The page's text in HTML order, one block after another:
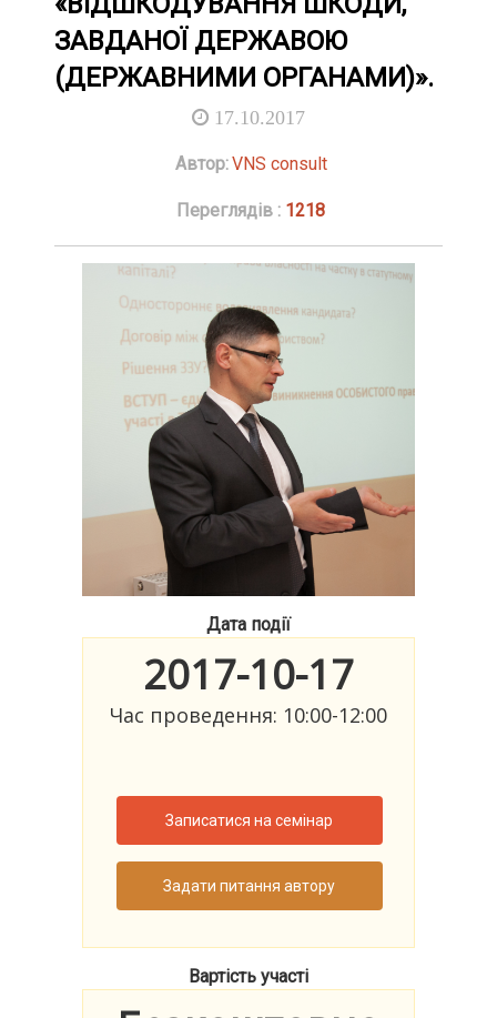
ЗАВДАНОЇ ДЕРЖАВОЮ
(ДЕРЖАВНИМИ ОРГАНАМИ)».
17.10.2017
Автор:VNS consult
Переглядів : 1218
Дата події
2017-10-17
Час проведення: 10:00-12:00
Записатися на семінар
Задати питання автору
Вартість участі